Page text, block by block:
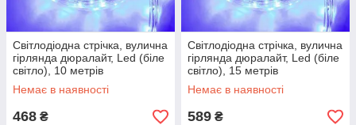
Світлодіодна стрічка, вулична
гірлянда дюралайт, Led (біле
світло), 10 метрів
Немає в наявності
468 ₴
Світлодіодна стрічка, вулична
гірлянда дюралайт, Led (біле
світло), 15 метрів
Немає в наявності
589 ₴